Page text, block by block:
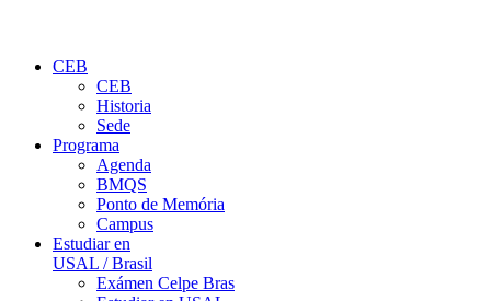
CEB
CEB
Historia
Sede
Programa
Agenda
BMQS
Ponto de Memória
Campus
Estudiar en
USAL / Brasil
Exámen Celpe Bras